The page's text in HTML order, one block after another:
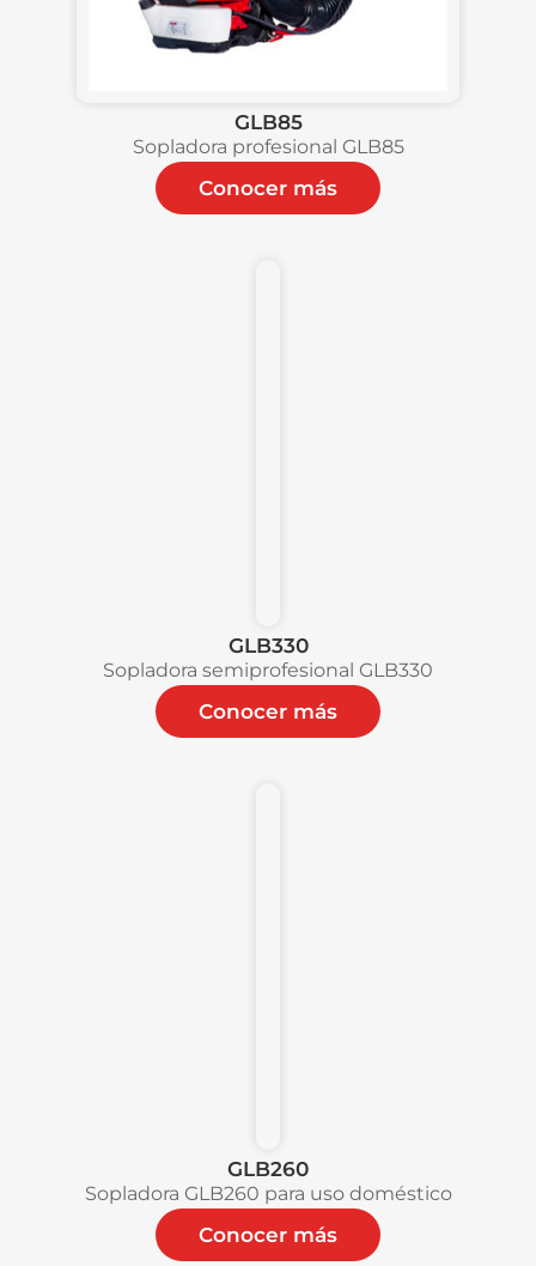
GLB85
Sopladora profesional GLB85
Conocer más
GLB330
Sopladora semiprofesional GLB330
Conocer más
GLB260
Sopladora GLB260 para uso doméstico
Conocer más